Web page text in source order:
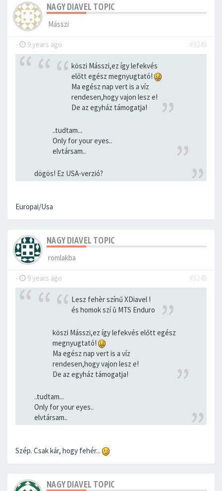
NAGY DIAVEL TOPIC
Másszi
- 9 years ago #9249
köszi Másszi,ez így lefekvés
előtt egész megnyugtató!
Ma egész nap vert is a víz
rendesen,hogy vajon lesz e!
De az egyház támogatja!
..tudtam...
Only for your eyes..
elvtársam..
dögös! Ez USA-verzió?
Europai/Usa
NAGY DIAVEL TOPIC
romlakba
- 9 years ago #9248
Lesz fehèr színű XDiavel !
és homok szí ů MTS Enduro
köszi Másszi,ez így lefekvés előtt egész
megnyugtató!
Ma egész nap vert is a víz
rendesen,hogy vajon lesz e!
De az egyház támogatja!
..tudtam...
Only for your eyes..
elvtársam..
Szép. Csak kár, hogy fehér...
NAGY DIAVEL TOPIC